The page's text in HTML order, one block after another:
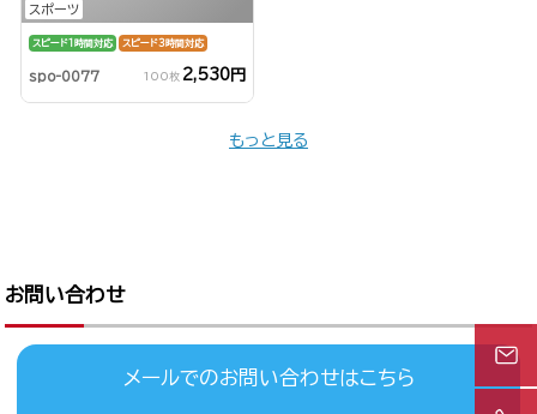
スポーツ
スピード1時間対応 スピード3時間対応
spo-0077 100枚 2,530円
もっと見る
お問い合わせ
メールでのお問い合わせはこちら